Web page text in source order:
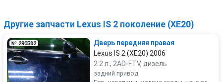
Другие запчасти Lexus IS 2 поколение (XE20)
№ 290582
Дверь передняя правая
Lexus IS 2 (XE20) 2006
2.2 л., 2AD-FTV, дизель
задний привод